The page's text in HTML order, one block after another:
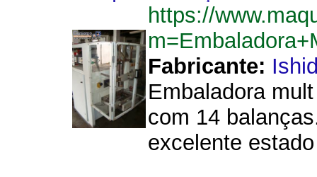
https://
Fabricante:
Embaladora
com 14
excelente